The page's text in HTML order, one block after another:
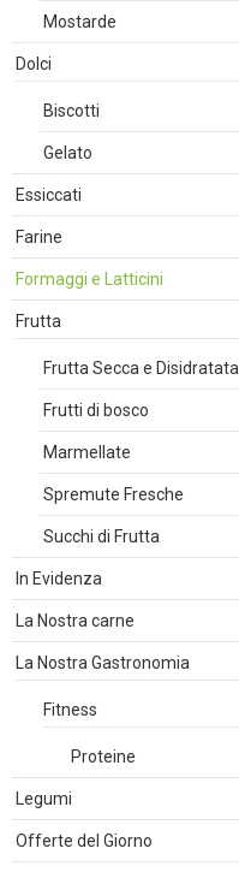
Mostarde
Dolci
Biscotti
Gelato
Essiccati
Farine
Formaggi e Latticini
Frutta
Frutta Secca e Disidratata
Frutti di bosco
Marmellate
Spremute Fresche
Succhi di Frutta
In Evidenza
La Nostra carne
La Nostra Gastronomia
Fitness
Proteine
Legumi
Offerte del Giorno